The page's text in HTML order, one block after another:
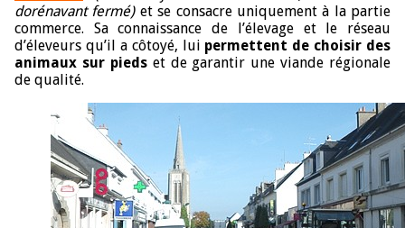
dorénavant fermé)et se consacre uniquement à la partie
commerce. Sa connaissance de l’élevage et le réseau
d’éleveurs qu’il a côtoyé, lui permettent de choisir des
animaux sur piedset de garantir une viande régionale
de qualité.